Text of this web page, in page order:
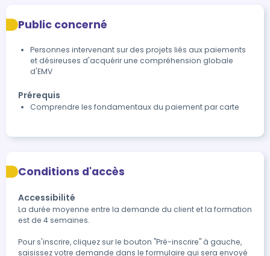
Public concerné
Personnes intervenant sur des projets liés aux paiements
et désireuses d'acquérir une compréhension globale
d'EMV
Prérequis
Comprendre les fondamentaux du paiement par carte
Conditions d'accès
Accessibilité
La durée moyenne entre la demande du client et la formation
est de 4 semaines.
Pour s'inscrire, cliquez sur le bouton "Pré-inscrire" à gauche,
saisissez votre demande dans le formulaire qui sera envoyé